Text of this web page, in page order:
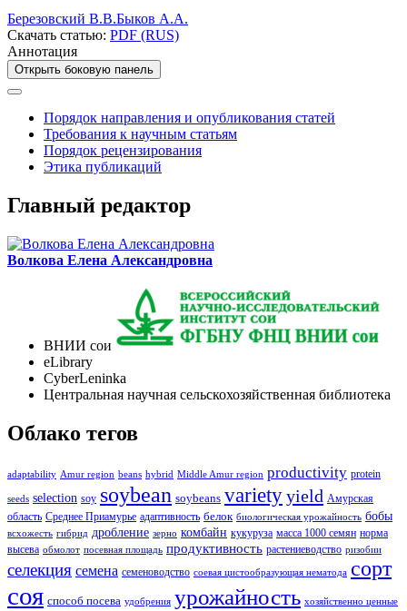
Березовский В.В.Быков А.А.
Скачать статью: PDF (RUS)
Аннотация
Открыть боковую панель
Порядок направления и опубликования статей
Требования к научным статьям
Порядок рецензирования
Этика публикаций
Главный редактор
Волкова Елена Александровна
ВНИИ сои
eLibrary
CyberLeninka
Центральная научная сельскохозяйственная библиотека
Облако тегов
adaptability Amur region beans hybrid Middle Amur region productivity protein
seeds selection soy soybean soybeans varietyyield Амурская
область Среднее Приамурье адаптивность белок биологическая урожайность бобы
всхожесть гибрид дробление зерно комбайн кукуруза масса 1000 семян норма
высева обмолот посевная площадь продуктивность растениеводство ризобии
селекция семена семеноводство соевая цистообразующая нематода сорт
соя способ посева удобрения урожайность хозяйственно ценные